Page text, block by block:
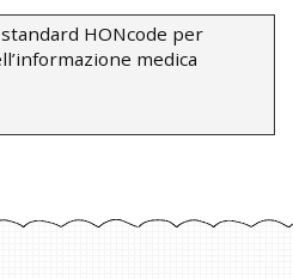
HONcode per
medica